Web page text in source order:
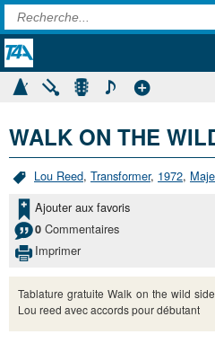
WALK ON THE
Lou Reed, Transformer, 1972,
Ajouter aux favoris
0 Commentaires
Imprimer
Tablature gratuite Walk on the wild
Lou reed avec accords pour débutant